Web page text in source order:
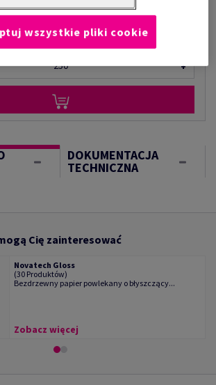
+
DOKUMENTACJA
TECHNICZNA
Cię zainteresować
Novatech Gloss
(30 Produktów)
Bezdrzewny papier powlekany o błyszczący...
Zobacz więcej
wszystkie pliki cookie